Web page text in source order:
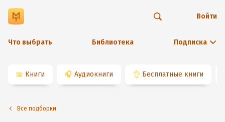
Что выбрать Библиотека Подписка
Войти
📖 Книги 🎧 Аудиокниги 👌 Бесплатные книги
Все подборки